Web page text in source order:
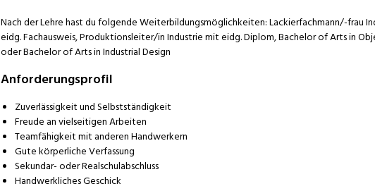
Nach der Lehre hast du folgende Weiterbildungsmöglichkeiten: Lackierfachmann/-frau
eidg. Fachausweis, Produktionsleiter/in Industrie mit eidg. Diplom, Bachelor of Arts in
oder Bachelor of Arts in Industrial Design
Anforderungsprofil
Zuverlässigkeit und Selbstständigkeit
Freude an vielseitigen Arbeiten
Teamfähigkeit mit anderen Handwerkern
Gute körperliche Verfassung
Sekundar- oder Realschulabschluss
Handwerkliches Geschick